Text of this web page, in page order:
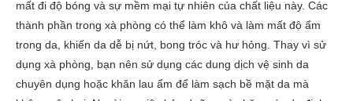
mất đi độ bóng và sự mềm mại tự nhiên của chất liệu này. Các
thành phần trong xà phòng có thể làm khô và làm mất độ ẩm
trong da, khiến da dễ bị nứt, bong tróc và hư hỏng. Thay vì sử
dụng xà phòng, bạn nên sử dụng các dung dịch vệ sinh da
chuyên dụng hoặc khăn lau ẩm để làm sạch bề mặt da mà